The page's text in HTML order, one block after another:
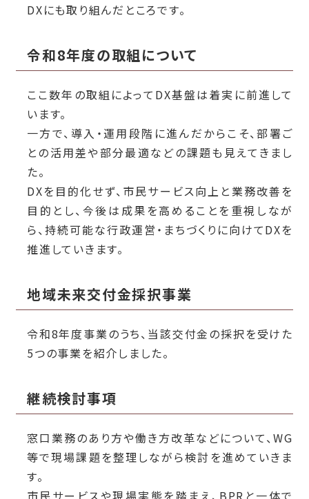
DXにも取り組んだところです。
令和8年度の取組について
ここ数年の取組によってDX基盤は着実に前進して
います。
一方で、導入・運用段階に進んだからこそ、部署ご
との活用差や部分最適などの課題も見えてきまし
た。
DXを目的化せず、市民サービス向上と業務改善を
目的とし、今後は成果を高めることを重視しなが
ら、持続可能な行政運営・まちづくりに向けてDXを
推進していきます。
地域未来交付金採択事業
令和8年度事業のうち、当該交付金の採択を受けた
5つの事業を紹介しました。
継続検討事項
窓口業務のあり方や働き方改革などについて、WG
等で現場課題を整理しながら検討を進めていきま
す。